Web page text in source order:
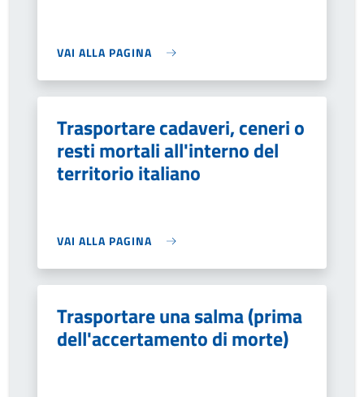
VAI ALLA PAGINA
Trasportare cadaveri, ceneri o
resti mortali all'interno del
territorio italiano
VAI ALLA PAGINA
Trasportare una salma (prima
dell'accertamento di morte)